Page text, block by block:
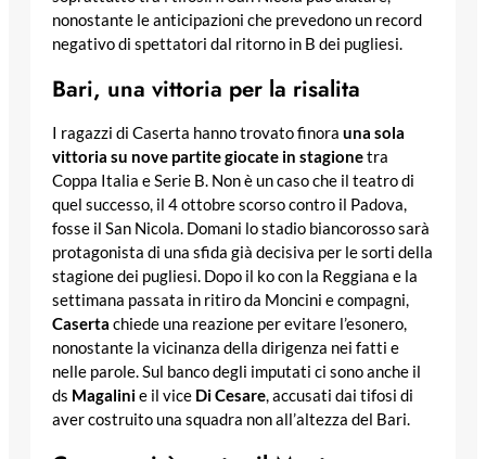
nonostante le anticipazioni che prevedono un record
negativo di spettatori dal ritorno in B dei pugliesi.
Bari, una vittoria per la risalita
I ragazzi di Caserta hanno trovato finora una sola
vittoria su nove partite giocate in stagionetra
Coppa Italia e Serie B. Non è un caso che il teatro di
quel successo, il 4 ottobre scorso contro il Padova,
fosse il San Nicola. Domani lo stadio biancorosso sarà
protagonista di una sfida già decisiva per le sorti della
stagione dei pugliesi. Dopo il ko con la Reggiana e la
settimana passata in ritiro da Moncini e compagni,
Caserta chiede una reazione per evitare l’esonero,
nonostante la vicinanza della dirigenza nei fatti e
nelle parole. Sul banco degli imputati ci sono anche il
ds Magalinie il vice Di Cesare, accusati dai tifosi di
aver costruito una squadra non all’altezza del Bari.